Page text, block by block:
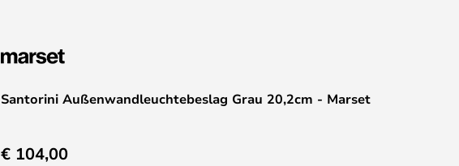
Santorini Außenwandleuchtebeslag Grau 20,2cm - Marset
€ 104,00